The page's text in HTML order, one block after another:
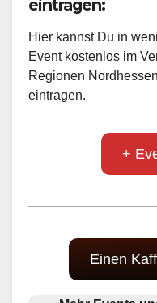
eintragen:
Hier kannst Du in
Event kostenlos im
Regionen
eintragen.
+
Einen